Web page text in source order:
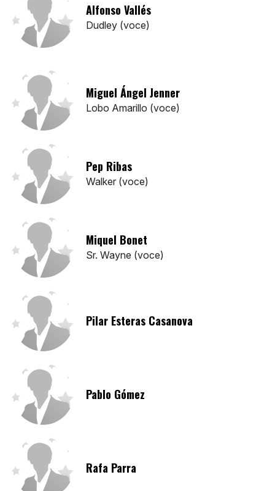
Alfonso Vallés
Dudley (voce)
Miguel Ángel Jenner
Lobo Amarillo (voce)
Pep Ribas
Walker (voce)
Miquel Bonet
Sr. Wayne (voce)
Pilar Esteras Casanova
Pablo Gómez
Rafa Parra